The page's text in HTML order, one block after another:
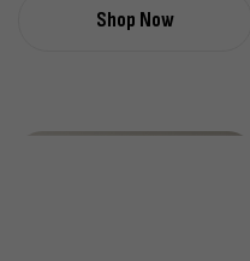
Shop Now